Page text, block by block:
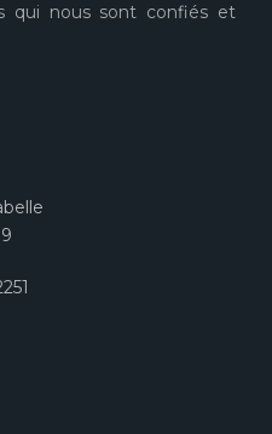
qui nous sont confiés et